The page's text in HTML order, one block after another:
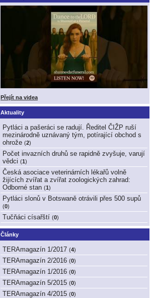
Přejít na videa
Aktuality
Pytláci a pašeráci se radují. Ředitel ČIŽP ruší
mezinárodně uznávaný tým, potírající obchod s
ohrože (2)
Počet invazních druhů se rapidně zvyšuje, varují
vědci (1)
Česká asociace veterinárních lékařů volně
žijících zvířat a zvířat zoologických zahrad:
Odborné stan (1)
Pytláci slonů v Botswaně otrávili přes 500 supů
(0)
Tučňáci císařští (0)
Články
TERAmagazín 1/2017 (4)
TERAmagazín 2/2016 (0)
TERAmagazín 1/2016 (0)
TERAmagazín 5/2015 (0)
TERAmagazín 4/2015 (0)